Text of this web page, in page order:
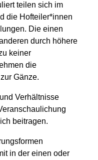
teilen sich im
die Hofteiler*innen
Die einen
durch höhere
keiner
die
Gänze.
Verhältnisse
beitragen.
in der einen oder